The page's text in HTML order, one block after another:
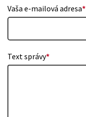
Vaša e-mailová adresa*
Text správy*